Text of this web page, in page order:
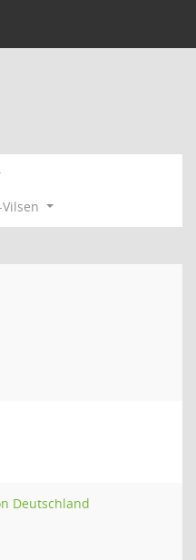
Deutschland